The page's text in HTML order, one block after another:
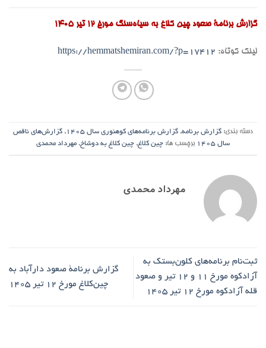
گزارش برنامۀ صعود چین کلاغ به سیاه‌سنگ مورخ ۱۲ تیر ۱۴۰۵
لینک کوتاه: https://hemmatshemiran.com/?p=17412
دسته بندی: گزارش برنامه, گزارش برنامه‌های کوهنوری سال ۱۴۰۵ , گزارش‌های ناقص
سال ۱۴۰۵
برچسب ها: چین کلاغ, چین کلاغ به دوشاخ, مهرداد محمدی
مهرداد محمدی
ثبت‌نام برنامه‌های کلون‌بستک به
آزادکوه مورخ ۱۱ و ۱۲ تیر و صعود
قله آزادکوه مورخ ۱۲ تیر ۱۴۰۵
گزارش برنامۀ صعود دارآباد به
چین‌کلاغ مورخ ۱۲ تیر ۱۴۰۵